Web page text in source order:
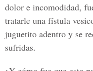
dolor e incomodidad,
tratarle una fístula
juguetito adentro y se
sufridas.